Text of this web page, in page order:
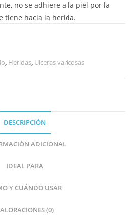
no se adhiere a la piel por la
tiene hacia la herida.
, Heridas, Ulceras varicosas
DESCRIPCIÓN
ADICIONAL
IDEAL PARA
Y CUÁNDO USAR
(0)